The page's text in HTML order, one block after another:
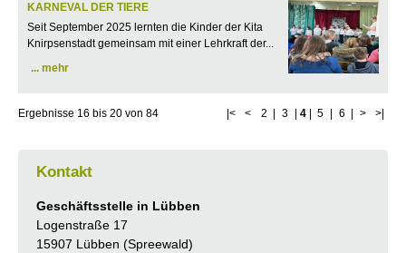
KARNEVAL DER TIERE
Seit September 2025 lernten die Kinder der Kita
Knirpsenstadt gemeinsam mit einer Lehrkraft der...
mehr
Ergebnisse 16 bis 20 von 84 |< < 2 3 4| 5 6 > >|
Kontakt
Geschäftsstelle in Lübben
Logenstraße 17
15907 Lübben (Spreewald)